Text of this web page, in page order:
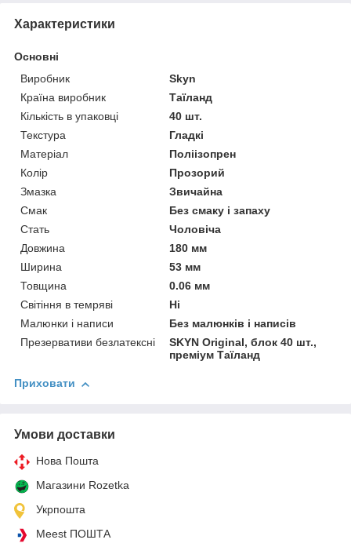
Характеристики
Основні
Виробник
Skyn
Країна виробник
Таїланд
Кількість в упаковці
40 шт.
Текстура
Гладкі
Матеріал
Поліізопрен
Колір
Прозорий
Змазка
Звичайна
Смак
Без смаку і запаху
Стать
Чоловіча
Довжина
180 мм
Ширина
53 мм
Товщина
0.06 мм
Світіння в темряві
Ні
Малюнки і написи
Без малюнків і написів
Презервативи безлатексні
SKYN Original, блок 40 шт.,
преміум Таїланд
Приховати
Умови доставки
Нова Пошта
Магазини Rozetka
Укрпошта
Meest ПОШТА